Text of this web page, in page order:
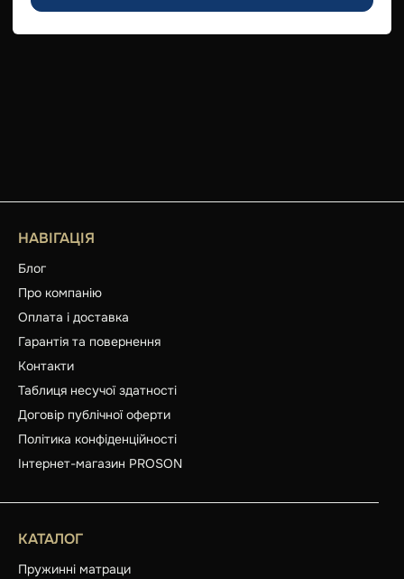
НАВІГАЦІЯ
Блог
Про компанію
Оплата і доставка
Гарантія та повернення
Контакти
Таблиця несучої здатності
Договір публічної оферти
Політика конфіденційності
Інтернет-магазин PROSON
КАТАЛОГ
Пружинні матраци